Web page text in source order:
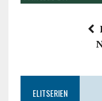
ELITSERIEN